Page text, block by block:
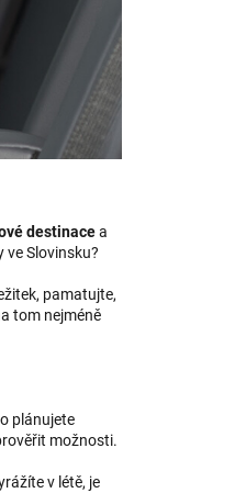
destinacea
Slovinsku?
pamatujte,
tom nejméně
plánujete
možnosti.
v létě, je